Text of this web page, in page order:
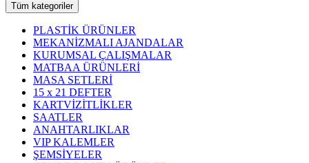
Tüm kategoriler
PLASTİK ÜRÜNLER
MEKANİZMALI AJANDALAR
KURUMSAL ÇALIŞMALAR
MATBAA ÜRÜNLERİ
MASA SETLERİ
15 x 21 DEFTER
KARTVİZİTLİKLER
SAATLER
ANAHTARLIKLAR
VIP KALEMLER
ŞEMSİYELER